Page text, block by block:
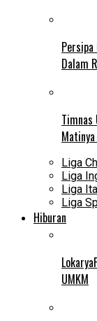
Persipa
Dalam
Timnas
Liga
Liga
Liga
Liga
Hiburan
UMKM